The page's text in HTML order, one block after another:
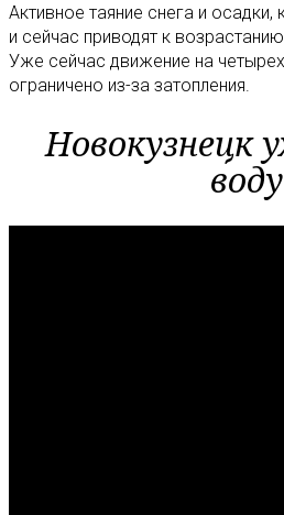
Активное таяние снега и
и сейчас приводят к
Уже сейчас движение на
ограничено из-за затопления.
Новокузнецк
воду